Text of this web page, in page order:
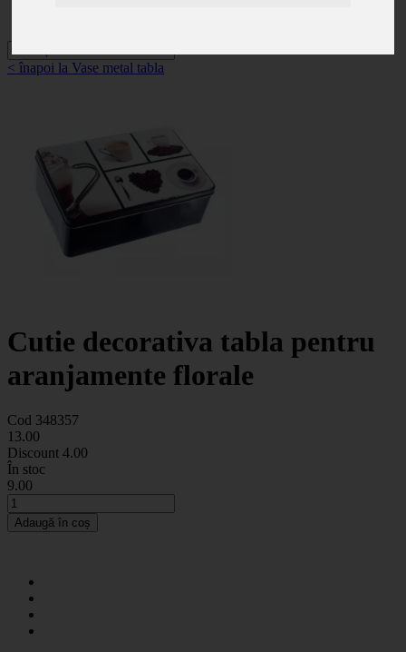
< înapoi la Vase metal tabla
Cutie decorativa tabla pentru
aranjamente florale
Cod 348357
13.00
Discount 4.00
În stoc
9.00
Adaugă în coș